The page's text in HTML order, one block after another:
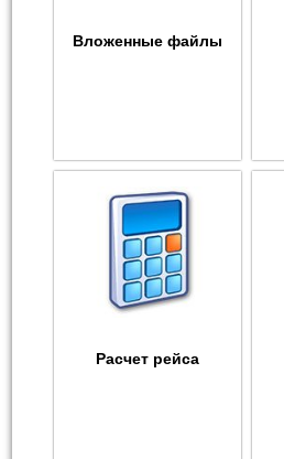
Вложенные файлы
Расчет рейса